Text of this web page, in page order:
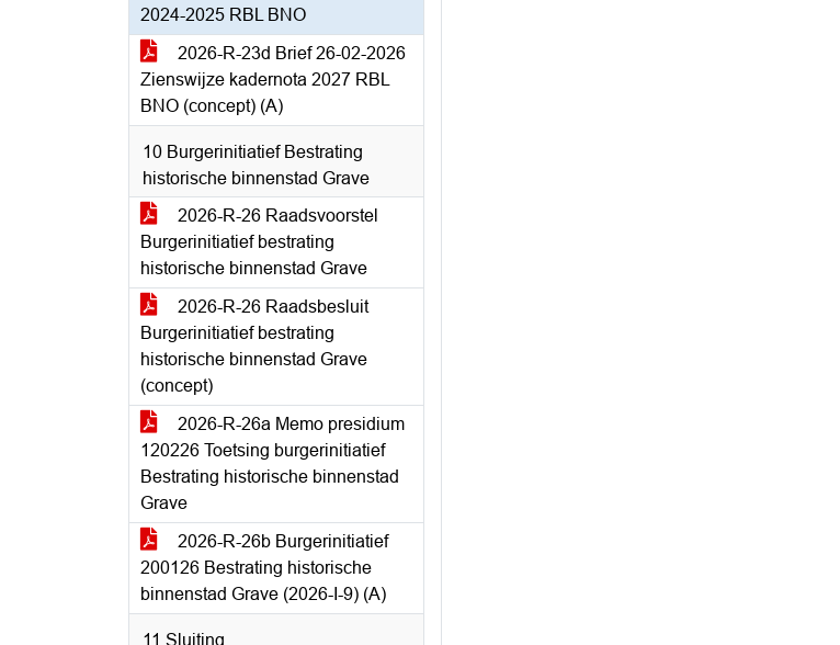
2024-2025 RBL BNO
2026-R-23d Brief 26-02-2026
Zienswijze kadernota 2027 RBL
BNO (concept) (A)
10 Burgerinitiatief Bestrating
historische binnenstad Grave
2026-R-26 Raadsvoorstel
Burgerinitiatief bestrating
historische binnenstad Grave
2026-R-26 Raadsbesluit
Burgerinitiatief bestrating
historische binnenstad Grave
(concept)
2026-R-26a Memo presidium
120226 Toetsing burgerinitiatief
Bestrating historische binnenstad
Grave
2026-R-26b Burgerinitiatief
200126 Bestrating historische
binnenstad Grave (2026-I-9) (A)
11 Sluiting